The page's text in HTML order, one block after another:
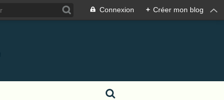
Connexion + Créer mon blog